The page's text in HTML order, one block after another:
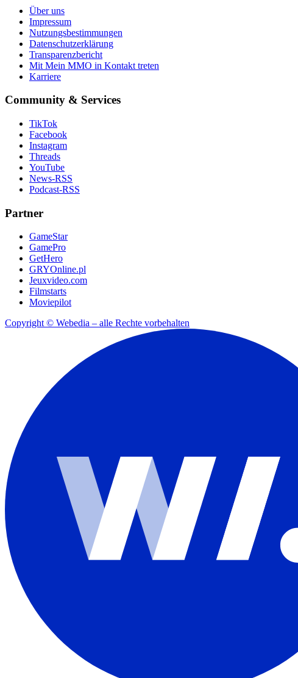
Über uns
Impressum
Nutzungsbestimmungen
Datenschutzerklärung
Transparenzbericht
Mit Mein MMO in Kontakt treten
Karriere
Community & Services
TikTok
Facebook
Instagram
Threads
YouTube
News-RSS
Podcast-RSS
Partner
GameStar
GamePro
GetHero
GRYOnline.pl
Jeuxvideo.com
Filmstarts
Moviepilot
Copyright © Webedia – alle Rechte vorbehalten